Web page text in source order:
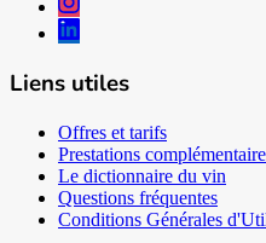
Liens utiles
Offres et tarifs
Prestations
Le dictionnaire du vin
Questions fréquentes
Conditions Générales